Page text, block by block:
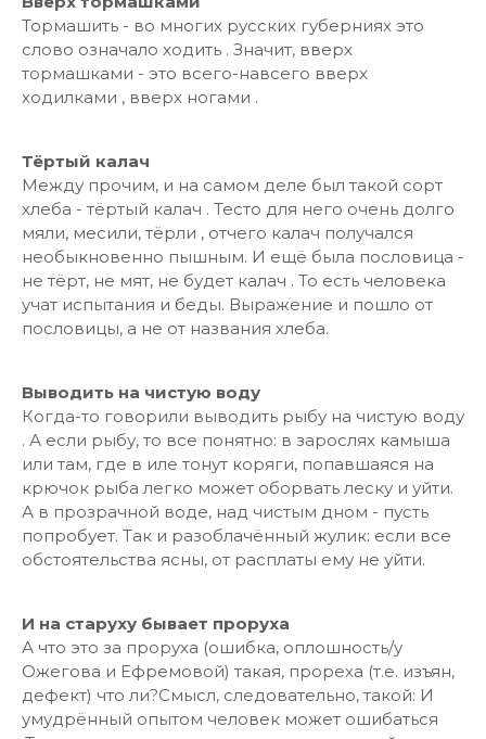
Тормашить - во многих русских губерниях это
слово означало ходить . Значит, вверх
тормашками - это всего-навсего вверх
ходилками , вверх ногами .
Тёртый калач
Между прочим, и на самом деле был такой сорт
хлеба - тёртый калач . Тесто для него очень долго
мяли, месили, тёрли , отчего калач получался
необыкновенно пышным. И ещё была пословица -
не тёрт, не мят, не будет калач . То есть человека
учат испытания и беды. Выражение и пошло от
пословицы, а не от названия хлеба.
Выводить на чистую воду
Когда-то говорили выводить рыбу на чистую воду
. А если рыбу, то все понятно: в зарослях камыша
или там, где в иле тонут коряги, попавшаяся на
крючок рыба легко может оборвать леску и уйти.
А в прозрачной воде, над чистым дном - пусть
попробует. Так и разоблачённый жулик: если все
обстоятельства ясны, от расплаты ему не уйти.
И на старуху бывает проруха
А что это за проруха (ошибка, оплошность/у
Ожегова и Ефремовой) такая, прореха (т.е. изъян,
дефект) что ли?Смысл, следовательно, такой: И
умудрённый опытом человек может ошибаться